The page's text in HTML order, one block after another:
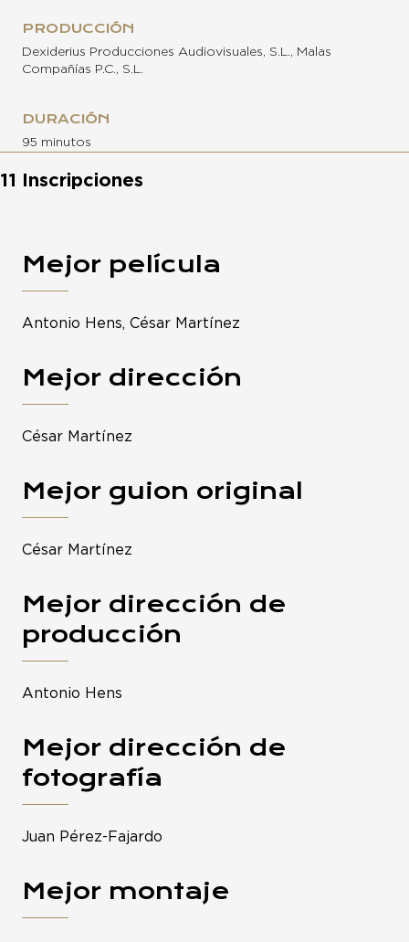
PRODUCCIÓN
Dexiderius Producciones Audiovisuales, S.L., Malas
Compañías P.C., S.L.
DURACIÓN
95 minutos
11 Inscripciones
Mejor película
Antonio Hens, César Martínez
Mejor dirección
César Martínez
Mejor guion original
César Martínez
Mejor dirección de
producción
Antonio Hens
Mejor dirección de
fotografía
Juan Pérez-Fajardo
Mejor montaje